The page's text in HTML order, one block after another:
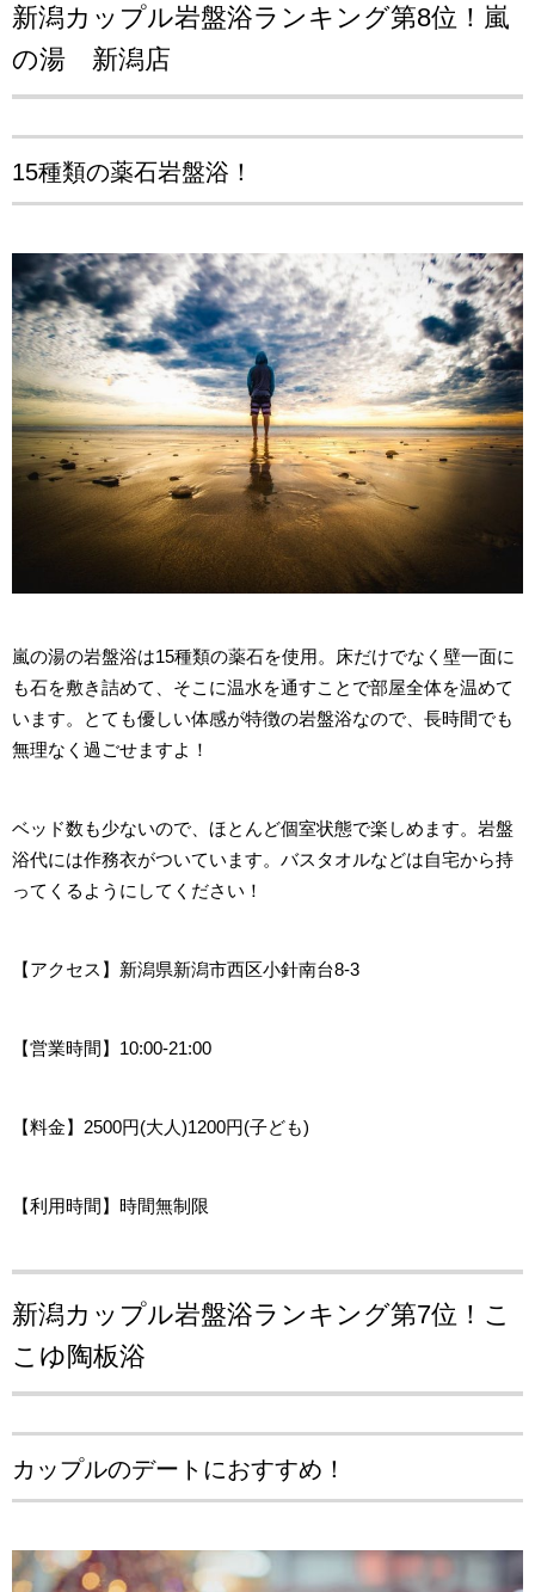
新潟カップル岩盤浴ランキング第8位！嵐
の湯 新潟店
15種類の薬石岩盤浴！
嵐の湯の岩盤浴は15種類の薬石を使用。床だけでなく壁一面に
も石を敷き詰めて、そこに温水を通すことで部屋全体を温めて
います。とても優しい体感が特徴の岩盤浴なので、長時間でも
無理なく過ごせますよ！
ベッド数も少ないので、ほとんど個室状態で楽しめます。岩盤
浴代には作務衣がついています。バスタオルなどは自宅から持
ってくるようにしてください！
【アクセス 】新潟県新潟市西区小針南台8-3
【営業時間 】10:00-21:00
【料金】2500円(大人)1200円(子ども)
【利用時間】時間無制限
新潟カップル岩盤浴ランキング第7位！ こ
こゆ陶板浴
カップルのデートにおすすめ！